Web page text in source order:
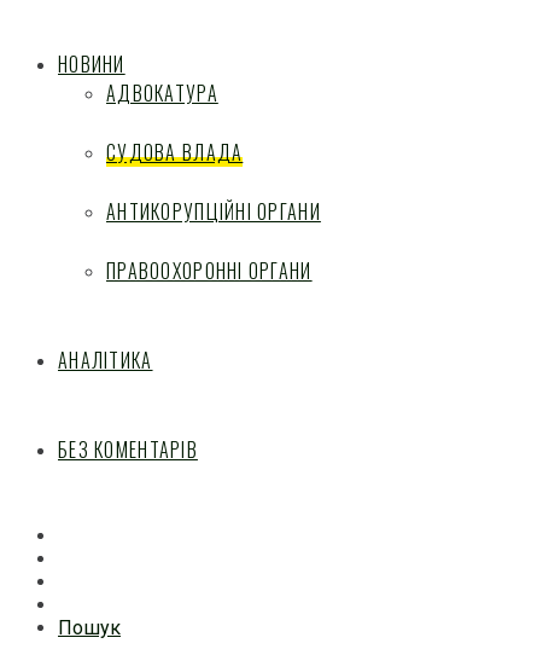
НОВИНИ
АДВОКАТУРА
СУДОВА ВЛАДА
АНТИКОРУПЦІЙНІ ОРГАНИ
ПРАВООХОРОННІ ОРГАНИ
АНАЛІТИКА
БЕЗ КОМЕНТАРІВ
Пошук